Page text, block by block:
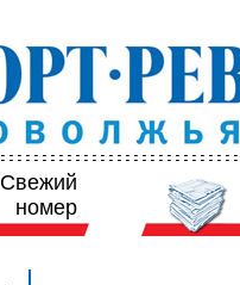
Свежий
номер